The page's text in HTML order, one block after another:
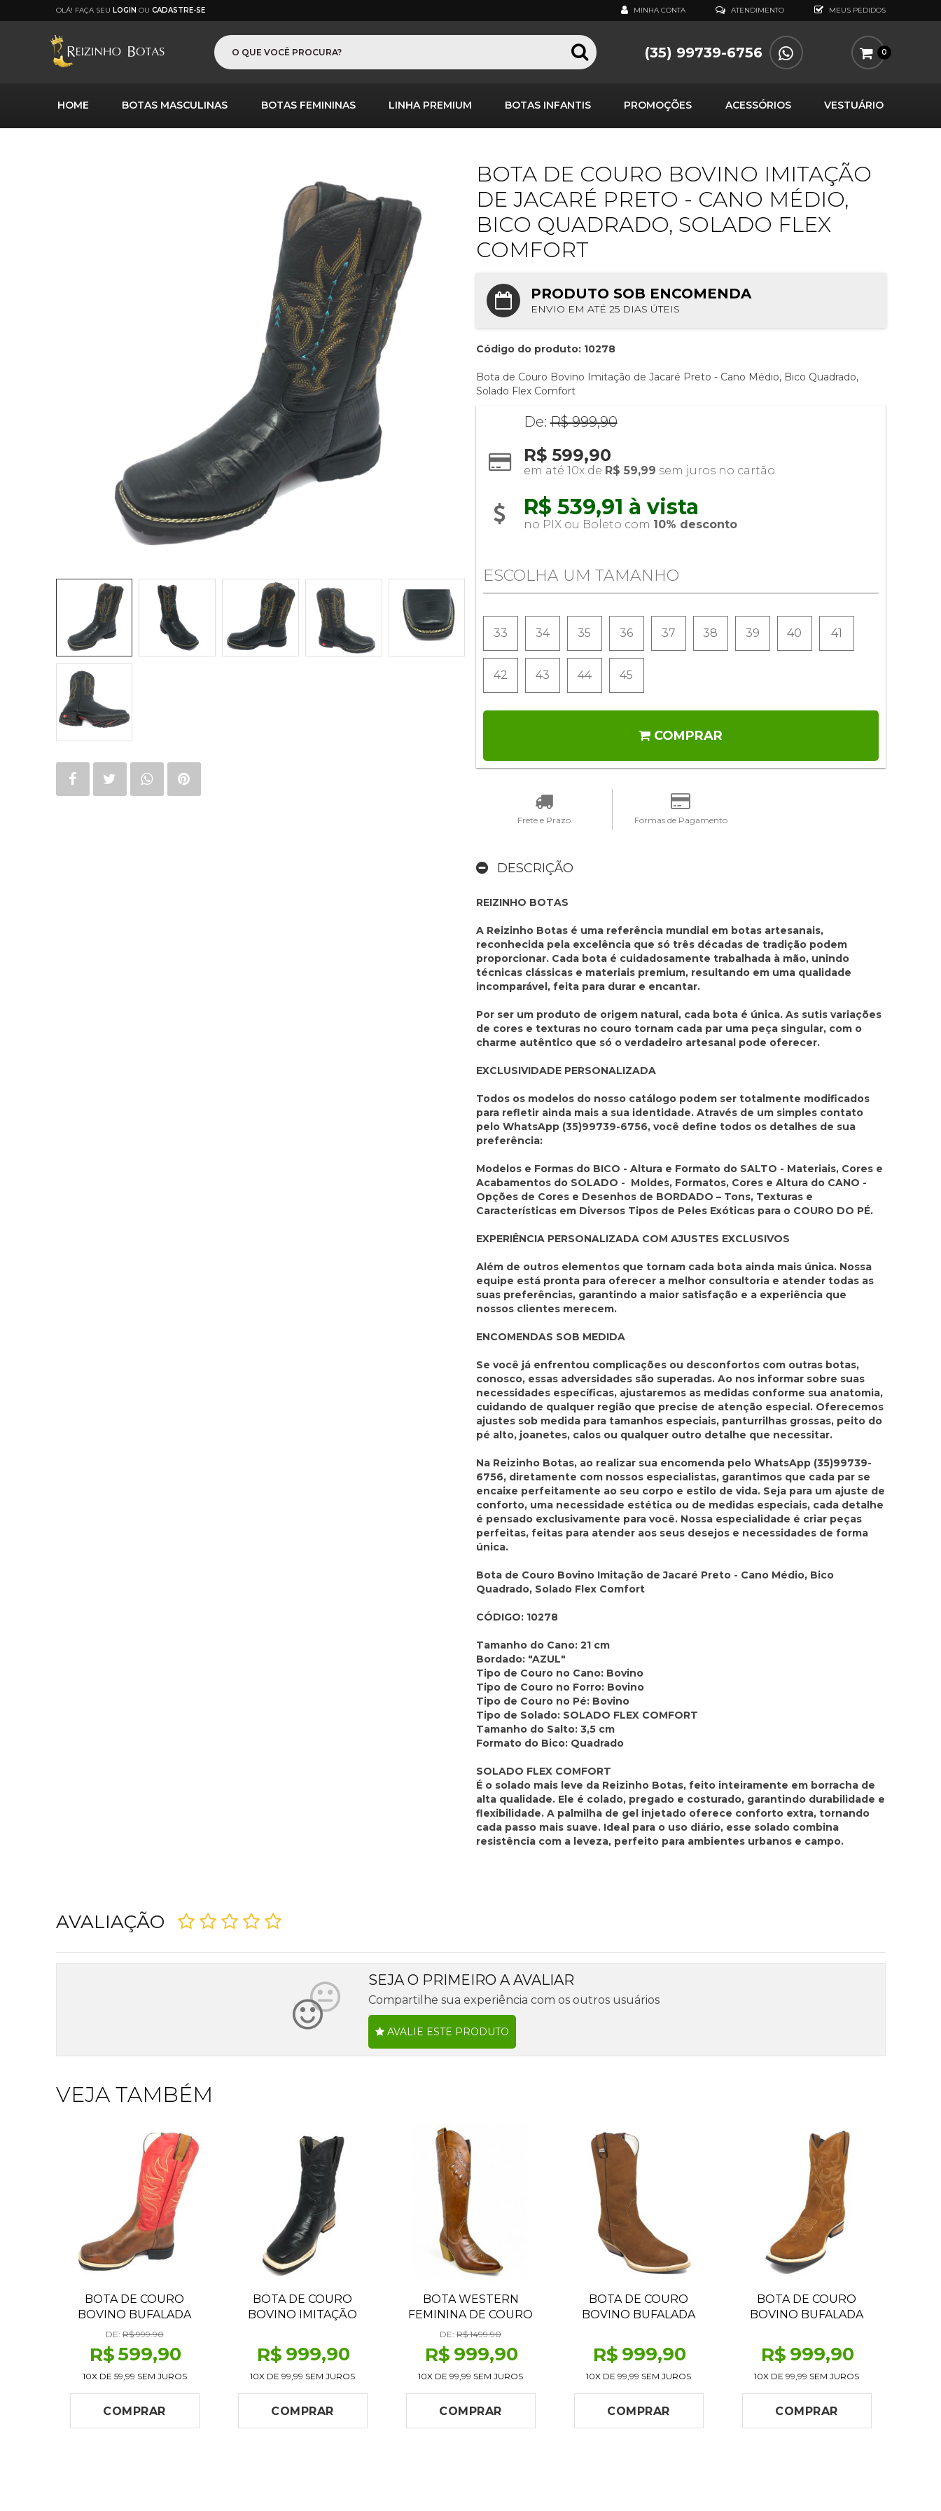
OLÁ! FAÇA SEU LOGIN OU CADASTRE-SE MINHA CONTA ATENDIMENTO MEUS PEDIDOS
(35) 99739-6756 0
HOME BOTAS MASCULINAS BOTAS FEMININAS LINHA PREMIUM BOTAS INFANTIS PROMOÇÕES ACESSÓRIOS VESTUÁRIO
BOTA DE COURO BOVINO IMITAÇÃO
DE JACARÉ PRETO - CANO MÉDIO,
BICO QUADRADO, SOLADO FLEX
COMFORT
PRODUTO SOB ENCOMENDA
ENVIO EM ATÉ 25 DIAS ÚTEIS
Código do produto: 10278
Bota de Couro Bovino Imitação de Jacaré Preto - Cano Médio, Bico Quadrado,
Solado Flex Comfort
De:R$ 999,90
R$ 599,90
em até 10x de R$ 59,99 sem juros no cartão
R$ 539,91 à vista
no PIX ou Boleto com 10% desconto
ESCOLHA UM TAMANHO
33 34 35 36 37 38 39 40 41
42 43 44 45
COMPRAR
Frete e Prazo Formas de Pagamento
DESCRIÇÃO
REIZINHO BOTAS
A Reizinho Botas é uma referência mundial em botas artesanais,
reconhecida pela excelência que só três décadas de tradição podem
proporcionar. Cada bota é cuidadosamente trabalhada à mão, unindo
técnicas clássicas e materiais premium, resultando em uma qualidade
incomparável, feita para durar e encantar.
Por ser um produto de origem natural, cada bota é única. As sutis variações
de cores e texturas no couro tornam cada par uma peça singular, com o
charme autêntico que só o verdadeiro artesanal pode oferecer.
EXCLUSIVIDADE PERSONALIZADA
Todos os modelos do nosso catálogo podem ser totalmente modificados
para refletir ainda mais a sua identidade. Através de um simples contato
pelo WhatsApp (35)99739-6756, você define todos os detalhes de sua
preferência:
Modelos e Formas do BICO - Altura e Formato do SALTO - Materiais, Cores e
Acabamentos do SOLADO - Moldes, Formatos, Cores e Altura do CANO -
Opções de Cores e Desenhos de BORDADO – Tons, Texturas e
Características em Diversos Tipos de Peles Exóticas para o COURO DO PÉ.
EXPERIÊNCIA PERSONALIZADA COM AJUSTES EXCLUSIVOS
Além de outros elementos que tornam cada bota ainda mais única. Nossa
equipe está pronta para oferecer a melhor consultoria e atender todas as
suas preferências, garantindo a maior satisfação e a experiência que
nossos clientes merecem.
ENCOMENDAS SOB MEDIDA
Se você já enfrentou complicações ou desconfortos com outras botas,
conosco, essas adversidades são superadas. Ao nos informar sobre suas
necessidades específicas, ajustaremos as medidas conforme sua anatomia,
cuidando de qualquer região que precise de atenção especial. Oferecemos
ajustes sob medida para tamanhos especiais, panturrilhas grossas, peito do
pé alto, joanetes, calos ou qualquer outro detalhe que necessitar.
Na Reizinho Botas, ao realizar sua encomenda pelo WhatsApp (35)99739-
6756, diretamente com nossos especialistas, garantimos que cada par se
encaixe perfeitamente ao seu corpo e estilo de vida. Seja para um ajuste de
conforto, uma necessidade estética ou de medidas especiais, cada detalhe
é pensado exclusivamente para você. Nossa especialidade é criar peças
perfeitas, feitas para atender aos seus desejos e necessidades de forma
única.
Bota de Couro Bovino Imitação de Jacaré Preto - Cano Médio, Bico
Quadrado, Solado Flex Comfort
CÓDIGO: 10278
Tamanho do Cano: 21 cm
Bordado: "AZUL"
Tipo de Couro no Cano: Bovino
Tipo de Couro no Forro: Bovino
Tipo de Couro no Pé: Bovino
Tipo de Solado: ​SOLADO FLEX COMFORT
Tamanho do Salto: 3,5 cm
Formato do Bico: Quadrado
SOLADO FLEX COMFORT
É o solado mais leve da Reizinho Botas, feito inteiramente em borracha de
alta qualidade. Ele é colado, pregado e costurado, garantindo durabilidade e
flexibilidade. A palmilha de gel injetado oferece conforto extra, tornando
cada passo mais suave. Ideal para o uso diário, esse solado combina
resistência com a leveza, perfeito para ambientes urbanos e campo.
AVALIAÇÃO
SEJA O PRIMEIRO A AVALIAR
Compartilhe sua experiência com os outros usuários
AVALIE ESTE PRODUTO
VEJA TAMBÉM
BOTA DE COURO
BOVINO BUFALADA
CARAMELO BURNED -
CANO ALTO, BICO
QUADRADO, SOLADO
FLEX COMFORT
DE:R$ 999.90
R$599,90
10X DE 59,99 SEM JUROS
COMPRAR
BOTA DE COURO
BOVINO IMITAÇÃO
MÉDIO, BICO
QUADRADO, SOLADO X-
FLEX ARTESANAL
R$ 999,90
10X DE 99,99 SEM JUROS
COMPRAR
BOTA WESTERN
FEMININA DE COURO
BOVINO MARROM
HAVANA - CANO ALTO,
BICO FINO | REIZINHO
BOTAS
DE: R$ 1499.90
R$ 999,90
10X DE 99,99 SEM JUROS
COMPRAR
BOTA DE COURO
BOVINO BUFALADA
ALTO, BICO FINO, ​
SOLADO DE COURO
ARTESANAL
R$ 999,90
10X DE 99,99 SEM JUROS
COMPRAR
BOTA DE COURO
BOVINO BUFALADA
MÉDIO, BICO
QUADRADO, SOLADO X-
FLEX ARTESANAL
R$ 999,90
10X DE 99,99 SEM JUROS
COMPRAR